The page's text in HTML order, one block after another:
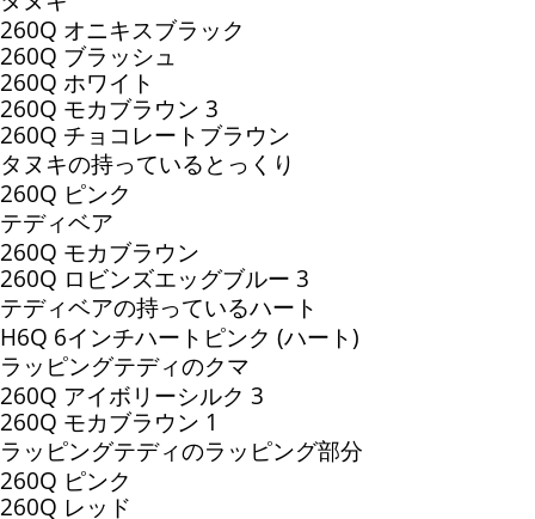
260Q オニキスブラック
260Q ブラッシュ
260Q ホワイト
260Q モカブラウン 3
260Q チョコレートブラウン
タヌキの持っているとっくり
260Q ピンク
テディベア
260Q モカブラウン
260Q ロビンズエッグブルー 3
テディベアの持っているハート
H6Q 6インチハートピンク (ハート)
ラッピングテディのクマ
260Q アイボリーシルク 3
260Q モカブラウン 1
ラッピングテディのラッピング部分
260Q ピンク
260Q レッド